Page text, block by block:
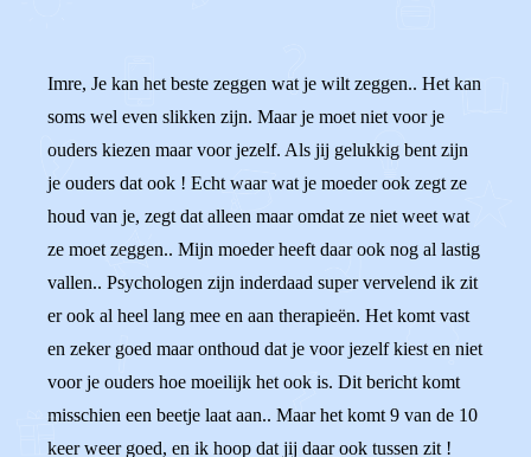
Imre, Je kan het beste zeggen wat je wilt zeggen.. Het kan
soms wel even slikken zijn. Maar je moet niet voor je
ouders kiezen maar voor jezelf. Als jij gelukkig bent zijn
je ouders dat ook ! Echt waar wat je moeder ook zegt ze
houd van je, zegt dat alleen maar omdat ze niet weet wat
ze moet zeggen.. Mijn moeder heeft daar ook nog al lastig
vallen.. Psychologen zijn inderdaad super vervelend ik zit
er ook al heel lang mee en aan therapieën. Het komt vast
en zeker goed maar onthoud dat je voor jezelf kiest en niet
voor je ouders hoe moeilijk het ook is. Dit bericht komt
misschien een beetje laat aan.. Maar het komt 9 van de 10
keer weer goed, en ik hoop dat jij daar ook tussen zit !